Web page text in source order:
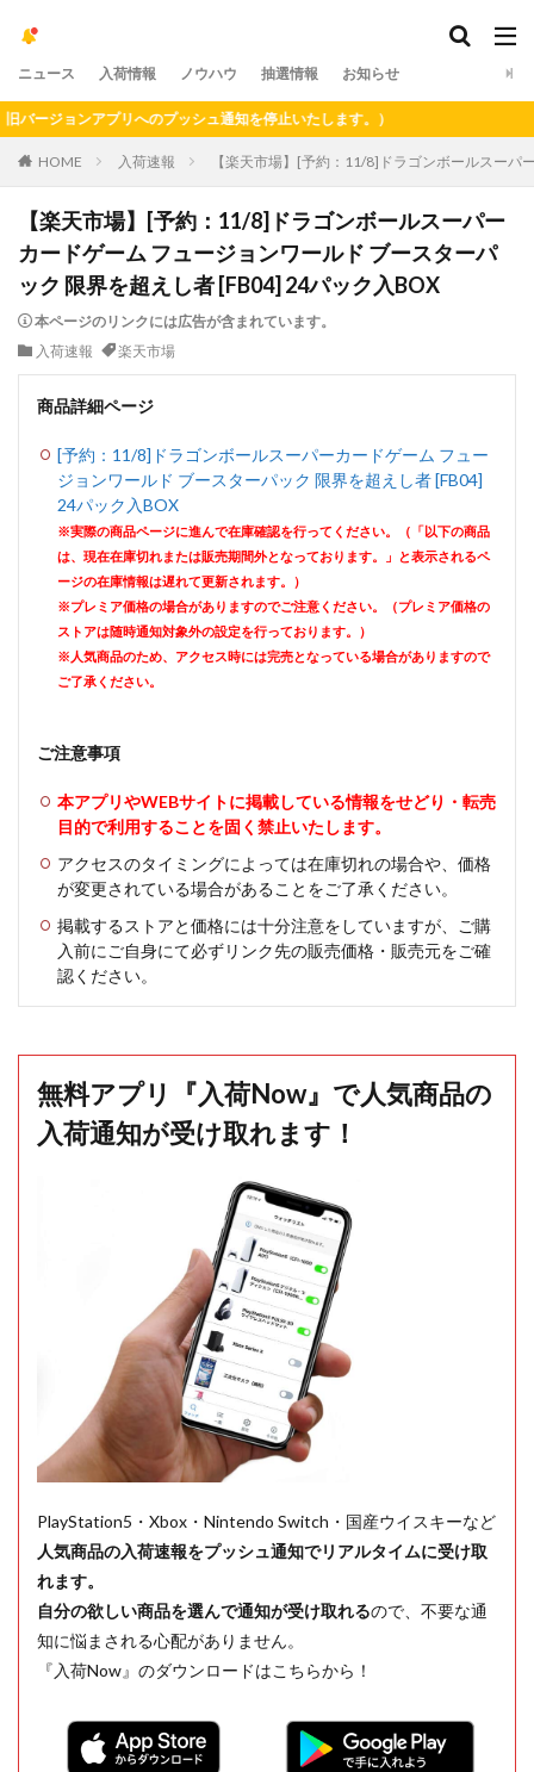
ニュース 入荷情報 ノウハウ 抽選情報 お知らせ
ョンアプリへのプッシュ通知を停止いたします。）
HOME 入荷速報 【楽天市場】[予約：11/8]ドラゴンボールスー
【楽天市場】[予約：11/8]ドラゴンボールスーパー
カードゲーム フュージョンワールド ブースターパ
ック 限界を超えし者 [FB04] 24パック入BOX
本ページのリンクには広告が含まれています。
入荷速報
楽天市場
商品詳細ページ
[予約：11/8]ドラゴンボールスーパーカードゲーム フュー
ジョンワールド ブースターパック 限界を超えし者 [FB04]
24パック入BOX
※実際の商品ページに進んで在庫確認を行ってください。（「以下の商品
は、現在在庫切れまたは販売期間外となっております。」と表示されるペ
ージの在庫情報は遅れて更新されます。）
※プレミア価格の場合がありますのでご注意ください。（プレミア価格の
ストアは随時通知対象外の設定を行っております。）
※人気商品のため、アクセス時には完売となっている場合がありますので
ご了承ください。
ご注意事項
本アプリやWEBサイトに掲載している情報をせどり・転売
目的で利用することを固く禁止いたします。
アクセスのタイミングによっては在庫切れの場合や、価格
が変更されている場合があることをご了承ください。
掲載するストアと価格には十分注意をしていますが、ご購
入前にご自身にて必ずリンク先の販売価格・販売元をご確
認ください。
無料アプリ『入荷Now』で人気商品の
入荷通知が受け取れます！
PlayStation5・Xbox・Nintendo Switch・国産ウイスキーなど
人気商品の入荷速報をプッシュ通知でリアルタイムに受け取
れます。
自分の欲しい商品を選んで通知が受け取れるので、不要な通
知に悩まされる心配がありません。
『入荷Now』のダウンロードはこちらから！